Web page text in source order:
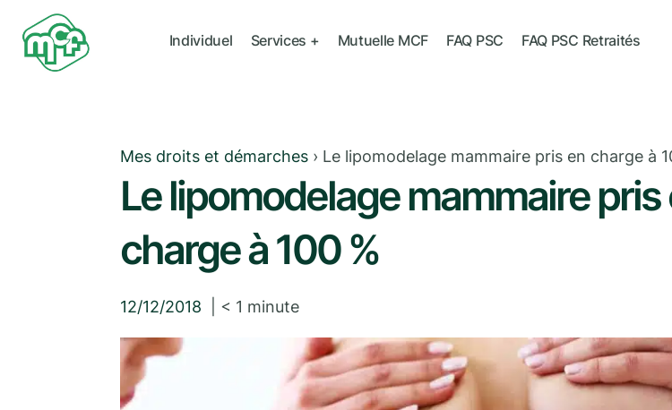
Individuel Services + Mutuelle MCF FAQ PSC FAQ PSC Retraités
Mes droits et démarches › Le lipomodelage mammaire pris en charge à
Le lipomodelage mammaire pris
charge à 100 %
12/12/2018 < 1 minute